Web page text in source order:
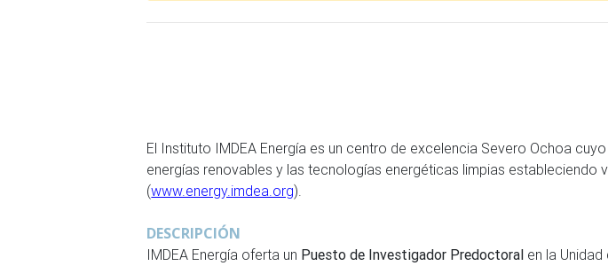
El Instituto IMDEA Energía es un centro de excelencia Severo Ochoa
energías renovables y las tecnologías energéticas limpias
(www.energy.imdea.org).
DESCRIPCIÓN
IMDEA Energía oferta un Puesto de Investigador Predoctoral en la